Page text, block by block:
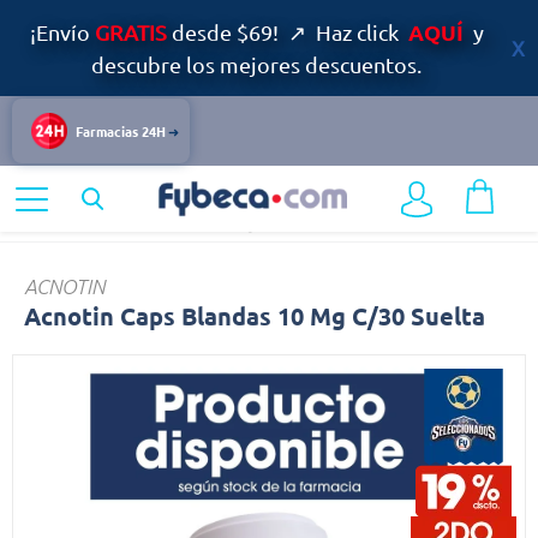
¡Envío GRATISdesde $69! ↗ Haz click AQUÍ y
descubre los mejores descuentos.
Farmacias 24H
Dermatología
ACNOTIN
Acnotin Caps Blandas 10 Mg C/30 Suelta